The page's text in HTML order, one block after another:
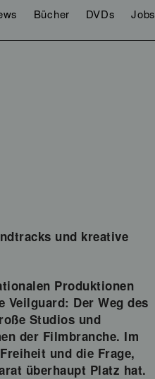
Bücher DVDs Jobs
und kreative
Produktionen
Veilguard: Der Weg des
Studios und
der Filmbranche. Im
und die Frage,
überhaupt Platz hat.